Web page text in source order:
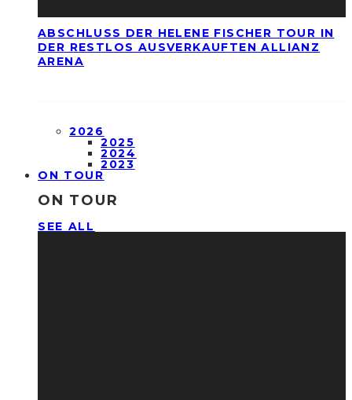
ABSCHLUSS DER HELENE FISCHER TOUR IN
DER RESTLOS AUSVERKAUFTEN ALLIANZ
ARENA
2026
2025
2024
2023
ON TOUR
ON TOUR
SEE ALL